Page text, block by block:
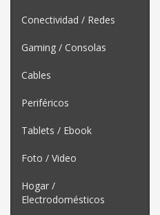
Conectividad / Redes
Gaming / Consolas
Cables
Periféricos
Tablets / Ebook
Foto / Video
Hogar /
Electrodomésticos